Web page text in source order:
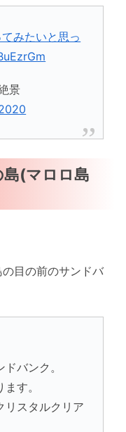
みたいと思っ
景
(マロロ島
目の前のサンドバ
バンク。
す。
リスタルクリア